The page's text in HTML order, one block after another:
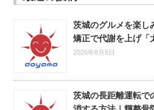
茨城のグルメを楽し
矯正で代謝を上げ「
2026年8月6日
茨城の長距離運転で